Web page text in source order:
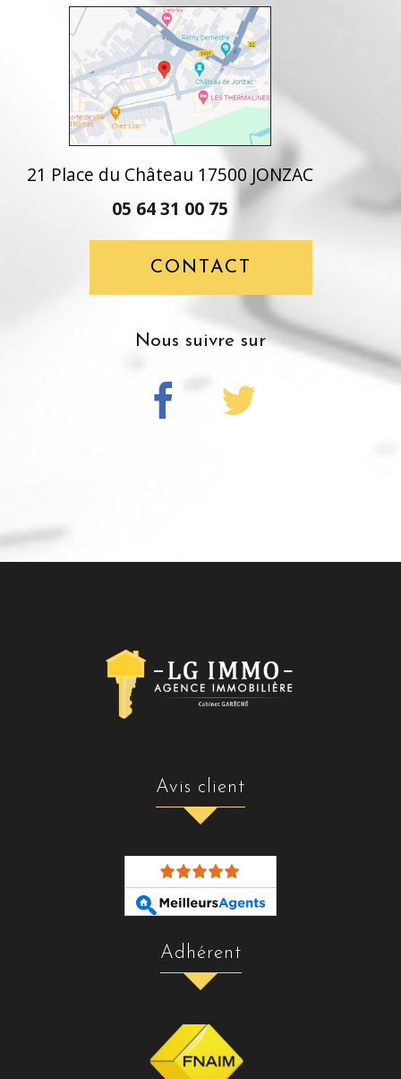
21 Place du Château 17500 JONZAC
05 64 31 00 75
CONTACT
nous suivre sur
avis client
adhérent